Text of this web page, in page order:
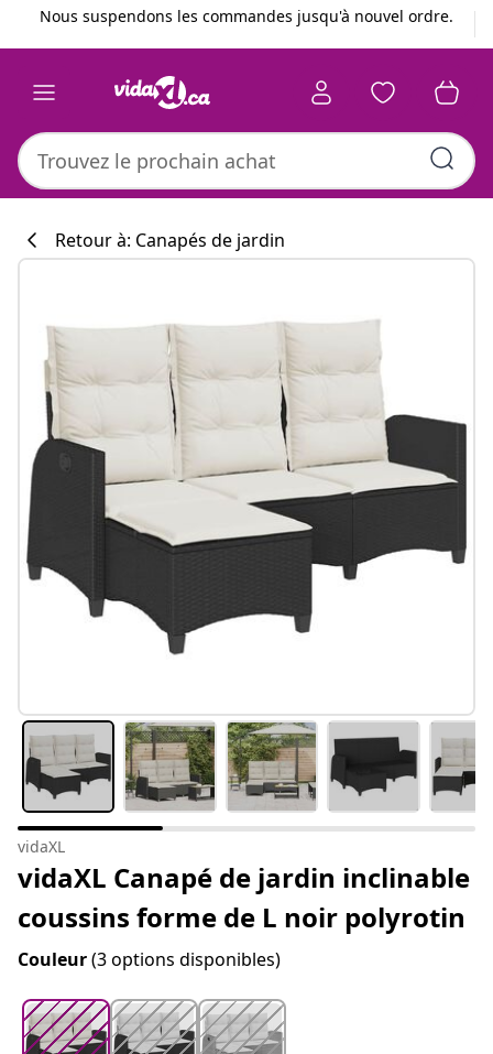
Précédent
Suivant
Nous suspendons les commandes jusqu'à nouvel ordre.
Retour à: Canapés de jardin
vidaXL
vidaXL Canapé de jardin inclinable
coussins forme de L noir polyrotin
Couleur(3 options disponibles)